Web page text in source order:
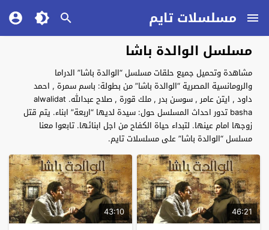
مسلسلات تايم
مسلسل الوالدة باشا
مشاهدة وتحميل جميع حلقات مسلسل “الوالدة باشا” الدراما
والرومانسية المصرية “الوالدة باشا” من بطولة: باسم سمرة , احمد
داود , ايتن عامر , سوسن بدر , ملك قورة , صلاح عبدالله. alwalidat
basha تدور احداث المسلسل حول: سيدة لديها “اربعة” ابناء. يتم قتل
زوجها امام عينها. لتبداء حياة الكفاح من اجل ابنائها. تابعوا معنا
مسلسل “الوالدة باشا” على مسلسلات تايم.
46:21
43:10